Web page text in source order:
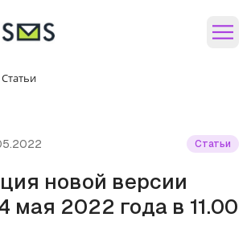
Статьи
Статьи
новой версии
мая 2022 года в 11.00